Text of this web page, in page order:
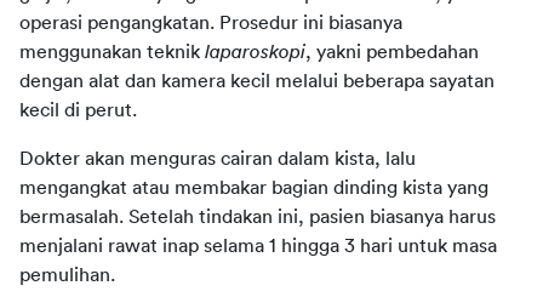
operasi pengangkatan. Prosedur ini biasanya
menggunakan teknik laparoskopi, yakni pembedahan
dengan alat dan kamera kecil melalui beberapa sayatan
kecil di perut.
Dokter akan menguras cairan dalam kista, lalu
mengangkat atau membakar bagian dinding kista yang
bermasalah. Setelah tindakan ini, pasien biasanya harus
menjalani rawat inap selama 1 hingga 3 hari untuk masa
pemulihan.